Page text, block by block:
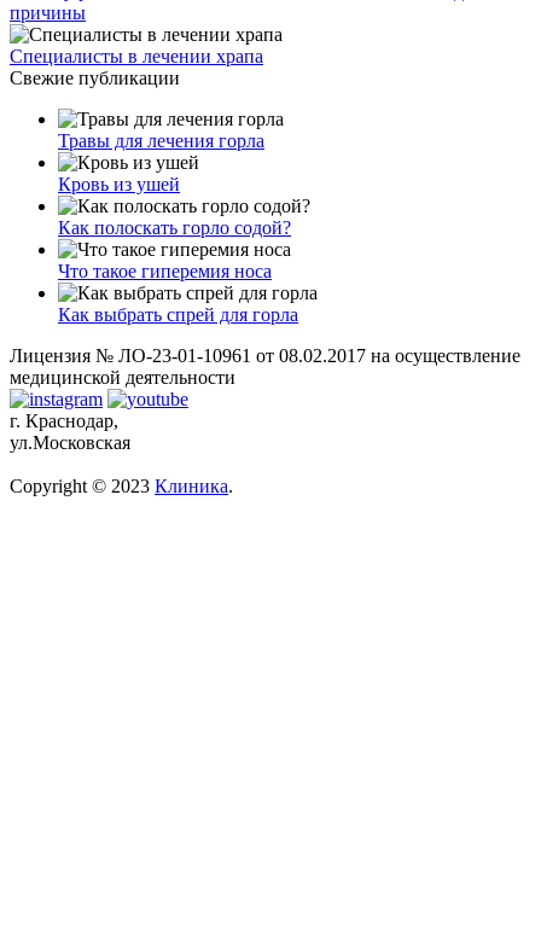
причины
Специалисты в лечении храпа
Свежие публикации
Травы для лечения горла
Кровь из ушей
Как полоскать горло содой?
Что такое гиперемия носа
Как выбрать спрей для горла
Лицензия № ЛО-23-01-10961 от 08.02.2017 на осуществление
медицинской деятельности
г. Краснодар,
ул.Московская
Copyright © 2023 Клиника.